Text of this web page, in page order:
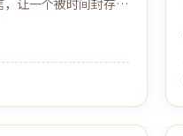
让一个被时间封存的
谅。
99:23